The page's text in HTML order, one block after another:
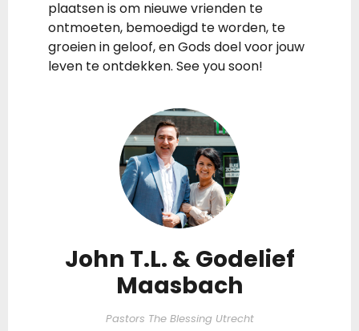
plaatsen is om nieuwe vrienden te
ontmoeten, bemoedigd te worden, te
groeien in geloof, en Gods doel voor jouw
leven te ontdekken. See you soon!
John T.L. & Godelief
Maasbach
Pastors The Blessing Utrecht